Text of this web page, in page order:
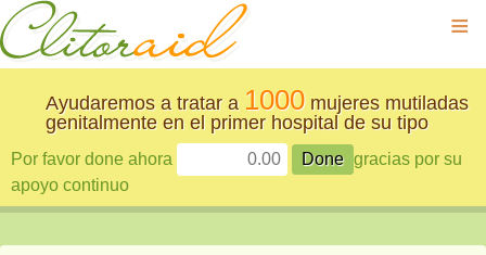
≡
Ayudaremos a tratar a 1000mujeres mutiladas
genitalmente en el primer hospital de su tipo
Por favor done ahora
gracias por su
apoyo continuo